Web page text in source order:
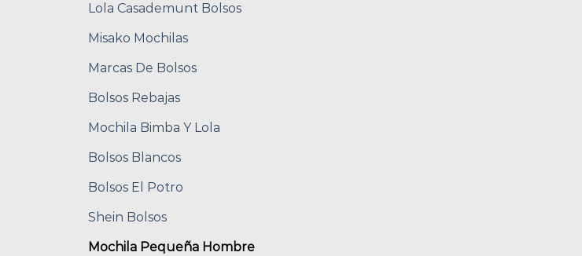
Lola Casademunt Bolsos
Misako Mochilas
Marcas De Bolsos
Bolsos Rebajas
Mochila Bimba Y Lola
Bolsos Blancos
Bolsos El Potro
Shein Bolsos
Mochila Pequeña Hombre